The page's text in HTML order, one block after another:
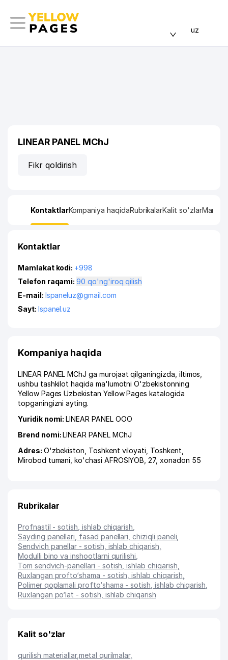
uz
LINEAR PANEL MChJ
Fikr qoldirish
KontaktlarKompaniya haqidaRubrikalarKalit so'zlarManzil
Kontaktlar
Mamlakat kodi: +998
Telefon raqami:
90 qo'ng'iroq qilish
E-mail: lspaneluz@gmail.com
Sayt: lspanel.uz
Kompaniya haqida
LINEAR PANEL MChJ ga murojaat qilganingizda, iltimos,
ushbu tashkilot haqida ma'lumotni O'zbekistonning
Yellow Pages Uzbekistan Yellow Pages katalogida
topganingizni ayting.
Yuridik nomi:LINEAR PANEL ООО
Brend nomi:LINEAR PANEL MChJ
Adres: O'zbekiston, Toshkent viloyati Toshkent
Mirobod tumani ,ko'chasi AFROSIYOB , 27, xonadon 55
Rubrikalar
Profnastil - sotish, ishlab chiqarish
Sayding panellari, fasad panellari, chiziqli paneli
Sendvich panellar - sotish, ishlab chiqarish
Modulli bino va inshootlarni qurilishi
Tom sendvich-panellari - sotish, ishlab chiqarish
Ruxlangan profto‘shama - sotish, ishlab chiqarish
Polimer qoplamali profto‘shama - sotish, ishlab chiqarish
Ruxlangan po‘lat - sotish, ishlab chiqarish
Kalit so'zlar
qurilish materiallar,metal qurilmalar,